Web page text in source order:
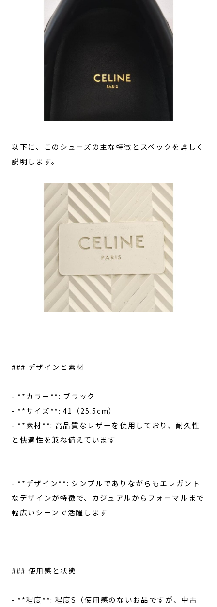
以下に、このシューズの主な特徴とスペックを詳しく
説明します。
### デザインと素材
- **カラー**: ブラック
- **サイズ**: 41（25.5cm）
- **素材**: 高品質なレザーを使用しており、耐久性
と快適性を兼ね備えています
- **デザイン**: シンプルでありながらもエレガント
なデザインが特徴で、カジュアルからフォーマルまで
幅広いシーンで活躍します
### 使用感と状態
- **程度**: 程度S（使用感のないお品ですが、中古